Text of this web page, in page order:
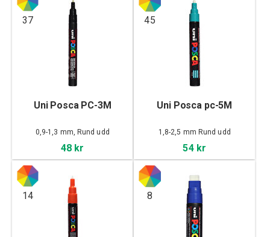
37
Uni Posca PC-3M
0,9-1,3 mm, Rund udd
48 kr
45
Uni Posca pc-5M
1,8-2,5 mm Rund udd
54 kr
14 8